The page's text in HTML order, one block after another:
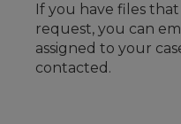
If you have files
request, you can
assigned to your
contacted.